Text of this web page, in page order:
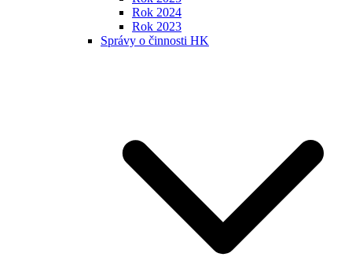
Rok 2024
Rok 2023
Správy o činnosti HK